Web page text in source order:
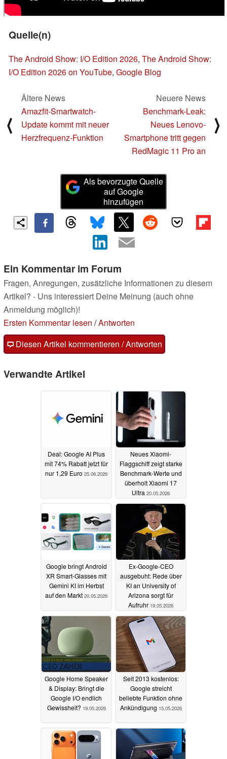
Quelle(n)
The Android Show: I/O Edition 2026, The Android Show:
I/O Edition 2026 on YouTube, Google Blog
⟨
Ältere News
Amazfit-Smartwatch-
Update kommt mit neuer
Herzfrequenz-Funktion
Neuere News
Benchmark-Leak:
Neues Lenovo-
Smartphone tritt gegen
RedMagic 11 Pro an
⟩
Als bevorzugte Quelle
auf Google
hinzufügen
Ein Kommentar im Forum
Fragen, Anregungen, zusätzliche Informationen zu diesem
Artikel? - Uns interessiert Deine Meinung (auch ohne
Anmeldung möglich)!
Ersten Kommentar lesen /Antworten
Diesen Artikel kommentieren / Antworten
Verwandte Artikel
Deal: Google AI Plus
mit 74% Rabatt jetzt für
nur 1,29 Euro 25.06.2026
Neues Xiaomi-
Flaggschiff zeigt starke
Benchmark-Werte und
überholt Xiaomi 17
Ultra 20.05.2026
Google bringt Android
XR Smart-Glasses mit
Gemini KI im Herbst
auf den Markt 20.05.2026
Ex-Google-CEO
ausgebuht: Rede über
KI an University of
Arizona sorgt für
Aufruhr 19.05.2026
Google Home Speaker
& Display: Bringt die
Google I/O endlich
Gewissheit? 19.05.2026
Seit 2013 kostenlos:
Google streicht
beliebte Funktion ohne
Ankündigung 15.05.2026